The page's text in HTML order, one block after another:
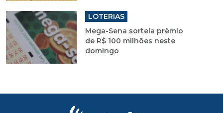
LOTERIAS
Mega-Sena sorteia prêmio
de R$ 100 milhões neste
domingo